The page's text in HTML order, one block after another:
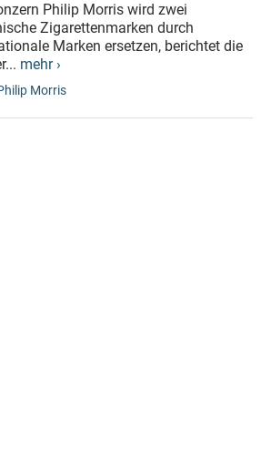
Philip Morris wird zwei
Zigarettenmarken durch
Marken ersetzen, berichtet die
mehr ›
Morris